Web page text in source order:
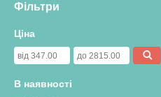
Фільтри
Ціна
В наявності